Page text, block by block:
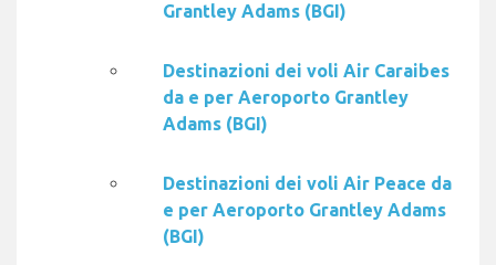
Grantley Adams (BGI)
Destinazioni dei voli Air Caraibes
da e per Aeroporto Grantley
Adams (BGI)
Destinazioni dei voli Air Peace da
e per Aeroporto Grantley Adams
(BGI)